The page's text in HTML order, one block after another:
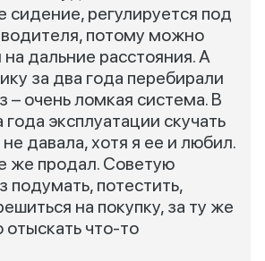
сидение, регулируется под
потому можно
на дальние расстояния. А
за два года перебирали
– очень ломкая система. В
эксплуатации скучать
давала, хотя я ее и любил.
же продал. Советую
подумать, потестить,
на покупку, за ту же
что-то